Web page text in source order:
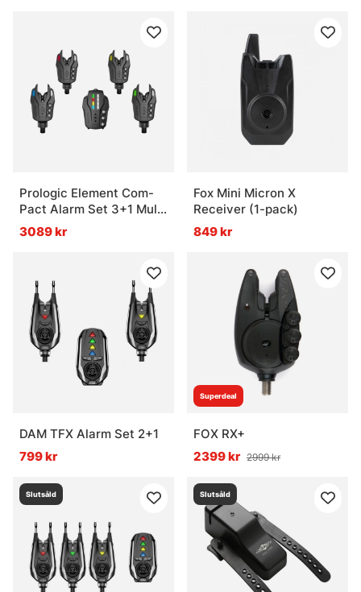
Prologic Element Com-
Pact Alarm Set 3+1 Multi
Color
3089 kr
Fox Mini Micron X
Receiver (1-pack)
849 kr
DAM TFX Alarm Set 2+1
799 kr
Superdeal
FOX RX+
2399 kr 2999 kr
Slutsåld Slutsåld